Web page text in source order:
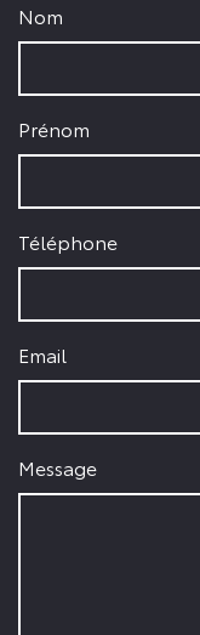
Nom
Prénom
Téléphone
Email
Message